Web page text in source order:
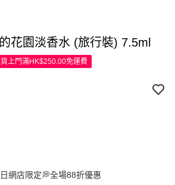
花園淡香水 (旅行裝) 7.5ml
上門滿HK$250.00免運費
網店限定💭全場88折優惠